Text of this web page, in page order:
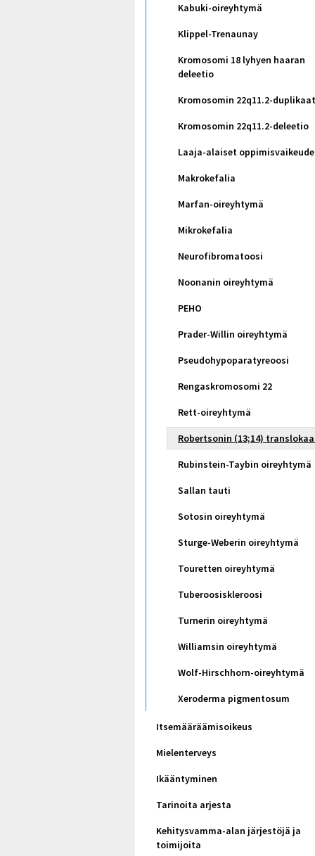
Kabuki-oireyhtymä
Klippel-Trenaunay
Kromosomi 18 lyhyen haaran
deleetio
Kromosomin 22q11.2-
Kromosomin 22q11.2-deleetio
Laaja-alaiset
Makrokefalia
Marfan-oireyhtymä
Mikrokefalia
Neurofibromatoosi
Noonanin oireyhtymä
PEHO
Prader-Willin oireyhtymä
Pseudohypoparatyreoosi
Rengaskromosomi 22
Rett-oireyhtymä
Robertsonin (13;14)
Rubinstein-Taybin oireyhtymä
Sallan tauti
Sotosin oireyhtymä
Sturge-Weberin oireyhtymä
Touretten oireyhtymä
Tuberoosiskleroosi
Turnerin oireyhtymä
Williamsin oireyhtymä
Wolf-Hirschhorn-oireyhtymä
Xeroderma pigmentosum
Itsemääräämisoikeus
Mielenterveys
Ikääntyminen
Tarinoita arjesta
Kehitysvamma-alan järjestöjä ja
toimijoita